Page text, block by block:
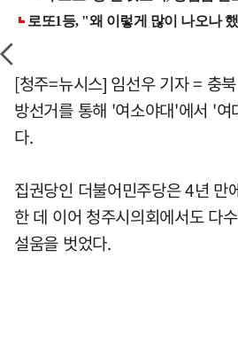
[청주=뉴시스] 임선우 기자 = 충
방선거를 통해 '여소야대'에서 '
다.
집권당인 더불어민주당은 4년 만
한 데 이어 청주시의회에서도 다
설움을 벗었다.